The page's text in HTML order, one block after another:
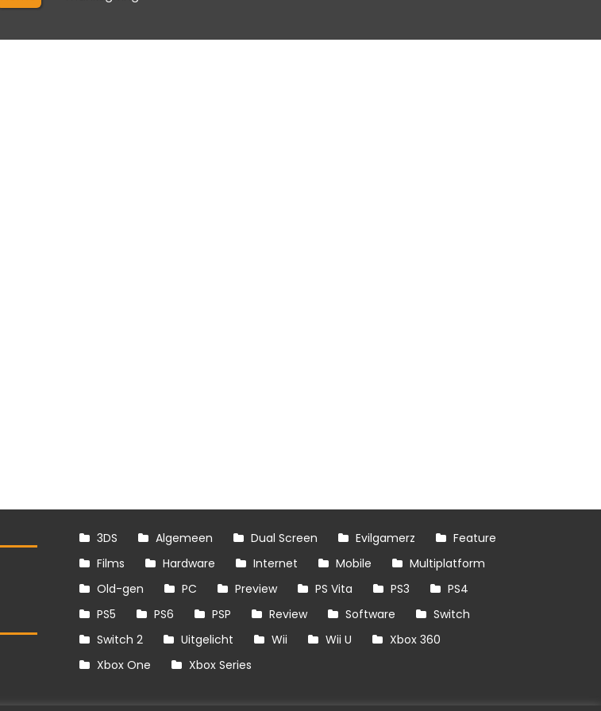
3DS Algemeen Dual Screen Evilgamerz
Feature
Films
Hardware Internet Mobile
Multiplatform
Old-gen
PC Preview PS Vita PS3
PS4
PS5
PS6 PSP Review Software
Switch
Switch 2
Uitgelicht Wii Wii U
Xbox 360
Xbox One
Xbox Series